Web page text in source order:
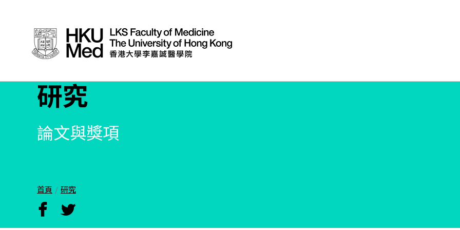
研究
論文與獎項
首頁 研究